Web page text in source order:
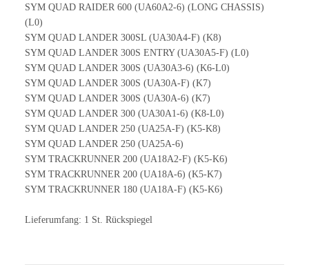
SYM QUAD RAIDER 600 (UA60A2-6) (LONG CHASSIS)
(L0)
SYM QUAD LANDER 300SL (UA30A4-F) (K8)
SYM QUAD LANDER 300S ENTRY (UA30A5-F) (L0)
SYM QUAD LANDER 300S (UA30A3-6) (K6-L0)
SYM QUAD LANDER 300S (UA30A-F) (K7)
SYM QUAD LANDER 300S (UA30A-6) (K7)
SYM QUAD LANDER 300 (UA30A1-6) (K8-L0)
SYM QUAD LANDER 250 (UA25A-F) (K5-K8)
SYM QUAD LANDER 250 (UA25A-6)
SYM TRACKRUNNER 200 (UA18A2-F) (K5-K6)
SYM TRACKRUNNER 200 (UA18A-6) (K5-K7)
SYM TRACKRUNNER 180 (UA18A-F) (K5-K6)
Lieferumfang: 1 St. Rückspiegel